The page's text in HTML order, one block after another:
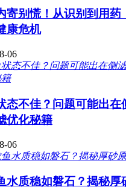
寄别慌！从识别到用药
康危机
06
态不佳？问题可能出在
优化秘籍
06
水质稳如磐石？揭秘厚